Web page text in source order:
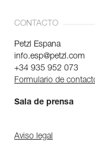
CONTACTO
Petzl Espana
info.esp@petzl.com
+34 935 952 073
Formulario de
Sala de prensa
Aviso legal